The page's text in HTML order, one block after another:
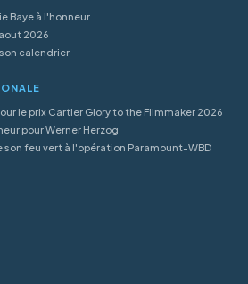
Baye à l'honneur
2026
calendrier
le prix Cartier Glory to the Filmmaker 2026
pour Werner Herzog
son feu vert à l'opération Paramount-WBD